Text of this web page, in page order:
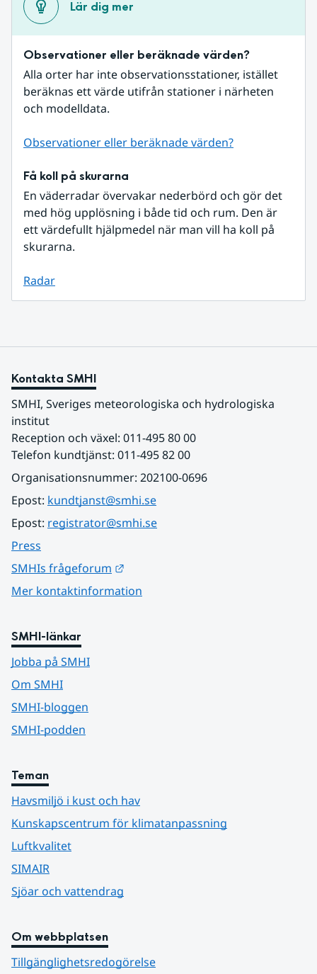
Lär dig mer
Observationer eller beräknade värden?
Alla orter har inte observationsstationer, istället
beräknas ett värde utifrån stationer i närheten
och modelldata.
Observationer eller beräknade värden?
Få koll på skurarna
En väderradar övervakar nederbörd och gör det
med hög upplösning i både tid och rum. Den är
ett värdefullt hjälpmedel när man vill ha koll på
skurarna.
Radar
Kontakta SMHI
SMHI, Sveriges meteorologiska och hydrologiska
institut
Reception och växel: 011-495 80 00
Telefon kundtjänst: 011-495 82 00
Organisationsnummer: 202100-0696
Epost: kundtjanst@smhi.se
Epost: registrator@smhi.se
Press
SMHIs frågeforum
Mer kontaktinformation
SMHI-länkar
Jobba på SMHI
Om SMHI
SMHI-bloggen
SMHI-podden
Teman
Havsmiljö i kust och hav
Kunskapscentrum för klimatanpassning
Luftkvalitet
SIMAIR
Sjöar och vattendrag
Om webbplatsen
Tillgänglighetsredogörelse